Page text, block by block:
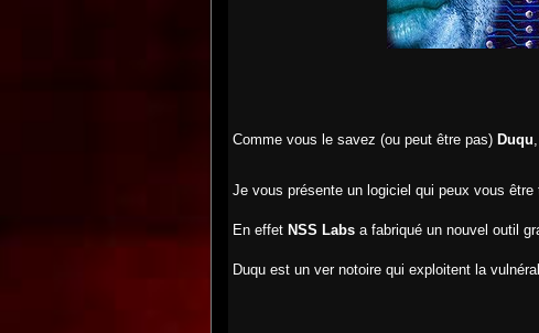
Comme vous le savez (ou peut être pas) Duqu
Je vous présente un logiciel qui peux vous être
En effet NSS Labs a fabriqué un nouvel outil
Duqu est un ver notoire qui exploitent la